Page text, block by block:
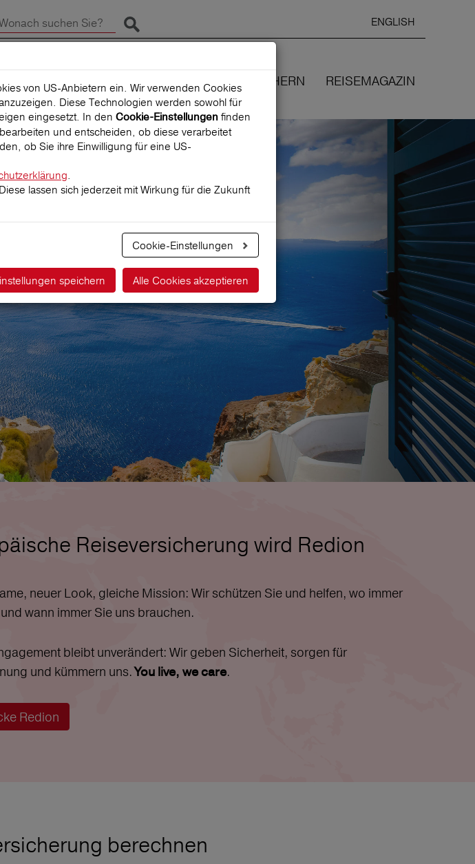
Suche starten
Ausgewählte
Sprache:
DEUTSCH
ENGLISH
REISEVERSICHERUNGEN WIR VERSICHERN REISEMAGAZIN
Reiseversicherung wird Redion
neuer Look, gleiche Mission: Wir schützen Sie und helfen, wo immer
wann immer Sie uns brauchen.
bleibt unverändert: Wir geben Sicherheit, sorgen für
und kümmern uns.You live, we care.
Redion
berechnen
von US-Anbietern ein. Wir verwenden Cookies
Diese Technologien werden sowohl für
eingesetzt. In den Cookie-Einstellungen finden
und entscheiden, ob diese verarbeitet
ob Sie ihre Einwilligung für eine US-
.
lassen sich jederzeit mit Wirkung für die Zukunft
Cookie-Einstellungen
Alle Cookies akzeptieren
speichern